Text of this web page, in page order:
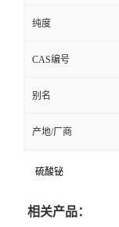
纯度
CAS编号
别名
产地/厂商
硫酸铋
相关产品：